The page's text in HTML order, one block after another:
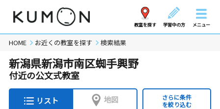
教室を探す 学習中の方 メニュー
HOME お近くの教室を探す 検索結果
新潟県新潟市南区蜘手興野
付近の公文式教室
リスト 地図
さらに条件
を絞り込む